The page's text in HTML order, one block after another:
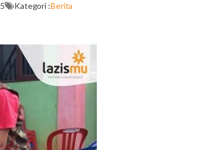
Kategori :Berita